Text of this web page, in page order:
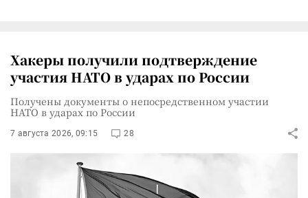
Хакеры получили подтверждение
участия НАТО в ударах по России
Получены документы о непосредственном участии
НАТО в ударах по России
7 августа 2026, 09:15 28